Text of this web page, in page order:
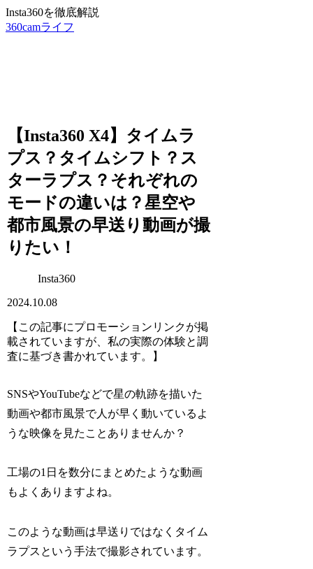
Insta360を徹底解説
360camライフ
【Insta360 X4】タイムラ
プス？タイムシフト？ス
ターラプス？それぞれの
モードの違いは？星空や
都市風景の早送り動画が撮
りたい！
Insta360
2024.10.08
【この記事にプロモーションリンクが掲
載されていますが、私の実際の体験と調
査に基づき書かれています。】
SNSやYouTubeなどで星の軌跡を描いた
動画や都市風景で人が早く動いているよ
うな映像を見たことありませんか？
工場の1日を数分にまとめたような動画
もよくありますよね。
このような動画は早送りではなく タイム
ラプスという手法で撮影されています。